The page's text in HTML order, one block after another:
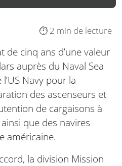
⏱️ 2 min de lecture
de cinq ans d’une valeur
auprès du Naval Sea
Navy pour la
des ascenseurs et
de cargaisons à
que des navires
américaine.
la division Mission